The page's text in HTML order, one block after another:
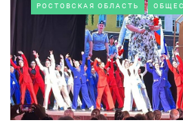
РОСТОВСКАЯ ОБЛАСТЬ